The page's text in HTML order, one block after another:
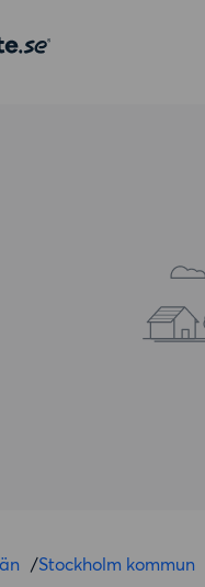
/Stockholm kommun